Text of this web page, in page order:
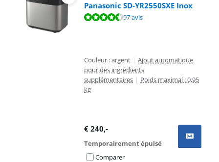
Panasonic SD-YR2550SXE Inox
La note est de 9,0 sur 10, basée sur 97 avis.97 avis
Couleur : argent | Ajout automatique
pour des ingrédients
supplémentaires | Poids maximal : 0,95
kg
€ 240,-
Temporairement épuisé
Comparer